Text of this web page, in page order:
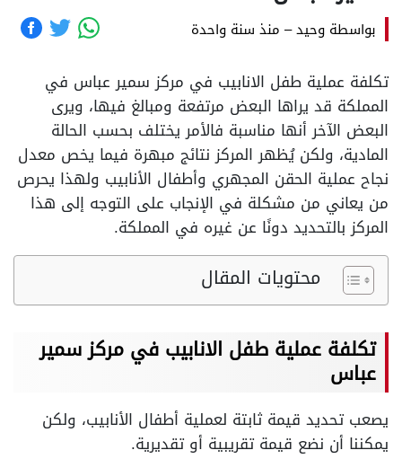
بواسطة وحيد– منذ سنة واحدة
تكلفة عملية طفل الانابيب في مركز سمير عباس في
المملكة قد يراها البعض مرتفعة ومبالغ فيها، ويرى
البعض الآخر أنها مناسبة فالأمر يختلف بحسب الحالة
المادية، ولكن يُظهر المركز نتائج مبهرة فيما يخص معدل
نجاح عملية الحقن المجهري وأطفال الأنابيب ولهذا يحرص
من يعاني من مشكلة في الإنجاب على التوجه إلى هذا
المركز بالتحديد دونًا عن غيره في المملكة.
محتويات المقال
تكلفة عملية طفل الانابيب في مركز سمير
عباس
يصعب تحديد قيمة ثابتة لعملية أطفال الأنابيب، ولكن
يمكننا أن نضع قيمة تقريبية أو تقديرية.